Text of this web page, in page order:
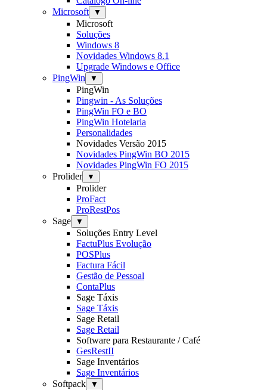
Microsoft
▼
Microsoft
Soluções
Windows 8
Novidades Windows 8.1
Upgrade Windows e Office
PingWin
▼
PingWin
Pingwin - As Soluções
PingWin FO e BO
PingWin Hotelaria
Personalidades
Novidades Versão 2015
Novidades PingWin BO 2015
Novidades PingWin FO 2015
Prolider
▼
Prolider
ProFact
ProRestPos
Sage
▼
Soluções Entry Level
FactuPlus Evolução
POSPlus
Factura Fácil
Gestão de Pessoal
ContaPlus
Sage Táxis
Sage Táxis
Sage Retail
Sage Retail
Software para Restaurante / Café
GesRestII
Sage Inventários
Sage Inventários
Softpack
▼